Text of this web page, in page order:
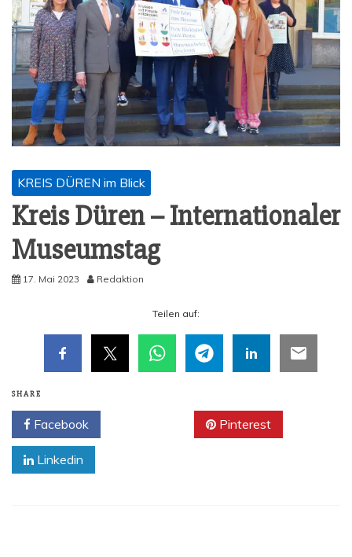
KREIS DÜREN im Blick
Kreis Düren – Inter­na­tio­na­ler
Museumstag
17. Mai 2023 Redaktion
Tei­len auf:
SHARE
Facebook Pinterest
Linkedin